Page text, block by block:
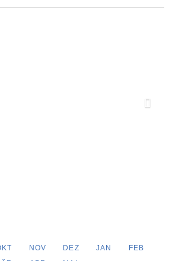
NOV DEZ JAN
FEB